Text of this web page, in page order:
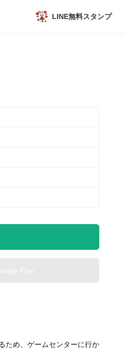
LINE無料スタンプ
ため、ゲームセンターに行か